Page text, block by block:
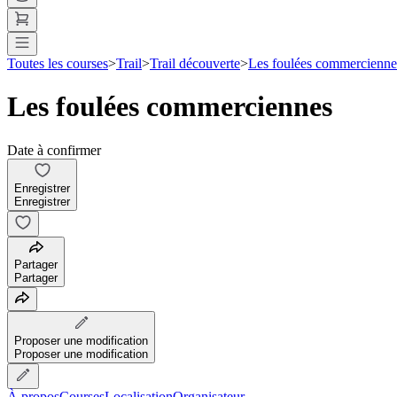
Toutes les courses>Trail>Trail découverte>Les foulées
Les foulées commerciennes
Date à confirmer
Enregistrer
Enregistrer
Partager
Partager
Proposer une modification
Proposer une modification